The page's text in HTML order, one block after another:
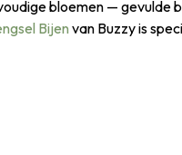
bloemen — gevulde
Bijen van Buzzy is